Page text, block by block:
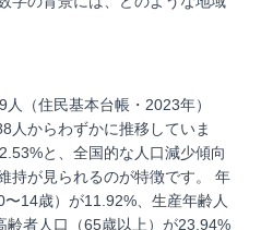
（住民基本台帳・2023年）
人からわずかに推移していま
と、全国的な人口減少傾向
持が見られるのが特徴です。 年
14歳）が11.92%、生産年齢人
齢者人口（65歳以上）が23.94%